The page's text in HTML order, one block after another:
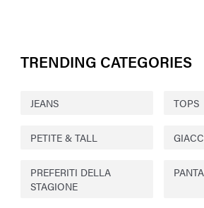
TRENDING CATEGORIES
JEANS TOPS
PETITE & TALL
PREFERITI DELLA
STAGIONE